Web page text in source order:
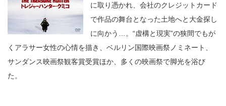
に取り憑かれ、会社のクレジットカード
で作品の舞台となった土地へと大金探し
に向かう…。“虚構と現実”の狭間でもが
くアラサー女性の心情を描き、ベルリン国際映画祭ノミネート、
サンダンス映画祭観客賞受賞ほか、多くの映画祭で脚光を浴び
た。